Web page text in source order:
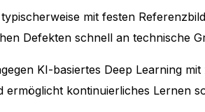
mit festen
Defekten schnell an technische
KI-basiertes Deep Learning
ermöglicht kontinuierliches Lernen